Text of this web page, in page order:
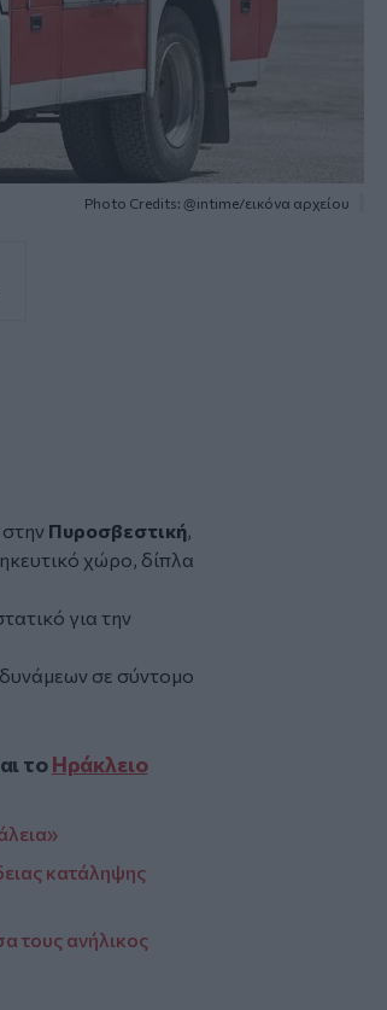
Photo Credits: @intime/εικόνα αρχείου
Πυροσβεστική,
χώρο, δίπλα
για την
σε σύντομο
τοΗράκλειο
κατάληψης
τους ανήλικος